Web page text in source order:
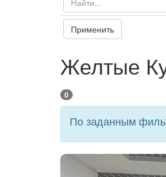
Применить
Желтые
0
По заданным